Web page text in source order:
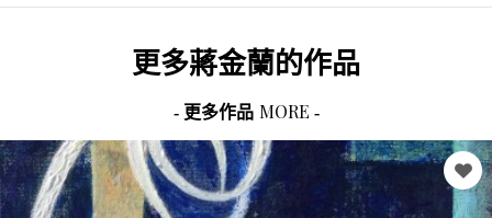
更多蔣金蘭 的作品
- 更多作品 MORE -